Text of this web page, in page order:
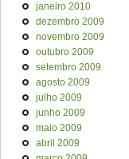
janeiro 2010
dezembro 2009
novembro 2009
outubro 2009
setembro 2009
agosto 2009
julho 2009
junho 2009
maio 2009
abril 2009